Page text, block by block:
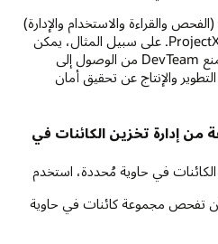
والقراءة والاستخدام والإدارة)
في مثيلات الحوسبة في حاوية ProjectX. على سبيل المثال، يمكن
لشركة تكنولوجيا استخدام هذا لمنع DevTeam من الوصول إلى
والإنتاج عن تحقيق أمان
إدارة تخزين الكائنات في
في حاوية مُحددة، استخدم
تفحص مجموعة كائنات في حاوية